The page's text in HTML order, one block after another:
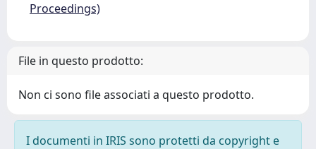
Proceedings)
File in questo prodotto:
Non ci sono file associati a questo prodotto.
I documenti in IRIS sono protetti da copyright e